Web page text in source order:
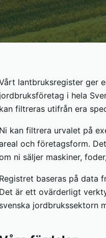
lantbruksregister ger
jordbruksföretag i hela
kan filtreras utifrån era
Ni kan filtrera urvalet på
och företagsform.
ni säljer maskiner,
Registret baseras på data
Det är ett ovärderligt
svenska jordbrukssektorn